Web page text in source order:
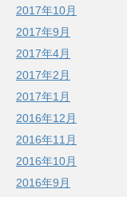
2017年10月
2017年9月
2017年4月
2017年2月
2017年1月
2016年12月
2016年11月
2016年10月
2016年9月